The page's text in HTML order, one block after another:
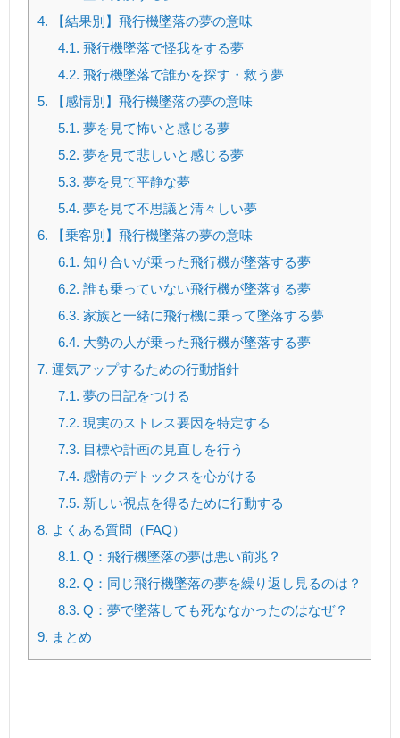
4. 【結果別】飛行機墜落の夢の意味
4.1. 飛行機墜落で怪我をする夢
4.2. 飛行機墜落で誰かを探す・救う夢
5. 【感情別】飛行機墜落の夢の意味
5.1. 夢を見て怖いと感じる夢
5.2. 夢を見て悲しいと感じる夢
5.3. 夢を見て平静な夢
5.4. 夢を見て不思議と清々しい夢
6. 【乗客別】飛行機墜落の夢の意味
6.1. 知り合いが乗った飛行機が墜落する夢
6.2. 誰も乗っていない飛行機が墜落する夢
6.3. 家族と一緒に飛行機に乗って墜落する夢
6.4. 大勢の人が乗った飛行機が墜落する夢
7. 運気アップするための行動指針
7.1. 夢の日記をつける
7.2. 現実のストレス要因を特定する
7.3. 目標や計画の見直しを行う
7.4. 感情のデトックスを心がける
7.5. 新しい視点を得るために行動する
8. よくある質問（FAQ）
8.1. Q：飛行機墜落の夢は悪い前兆？
8.2. Q：同じ飛行機墜落の夢を繰り返し見るのは？
8.3. Q：夢で墜落しても死ななかったのはなぜ？
9. まとめ